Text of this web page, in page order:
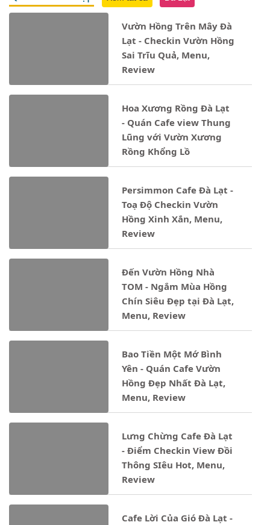
Vườn Hồng Trên Mây Đà
Lạt - Checkin Vườn Hồng
Sai Trĩu Quả, Menu,
Review
Hoa Xương Rồng Đà Lạt
- Quán Cafe view Thung
Lũng với Vườn Xương
Rồng Khổng Lồ
Persimmon Cafe Đà Lạt -
Toạ Độ Checkin Vườn
Hồng Xinh Xắn, Menu,
Review
Đến Vườn Hồng Nhà
TOM - Ngắm Mùa Hồng
Chín Siêu Đẹp tại Đà Lạt,
Menu, Review
Bao Tiền Một Mớ Bình
Yên - Quán Cafe Vườn
Hồng Đẹp Nhất Đà Lạt,
Menu, Review
Lưng Chừng Cafe Đà Lạt
- Điểm Checkin View Đồi
Thông SIêu Hot, Menu,
Review
Cafe Lời Của Gió Đà Lạt -